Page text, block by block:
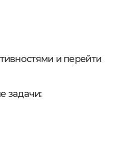
и перейти
задачи: